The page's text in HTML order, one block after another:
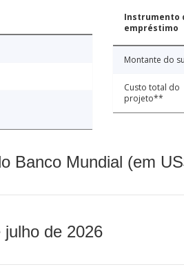
Instrumento
empréstimo
Montante do
Custo total do
projeto**
Banco Mundial (em
de 2026